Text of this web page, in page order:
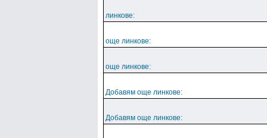
линкове:
още линкове:
още линкове:
Добавям още линкове:
Добавям още линкове: